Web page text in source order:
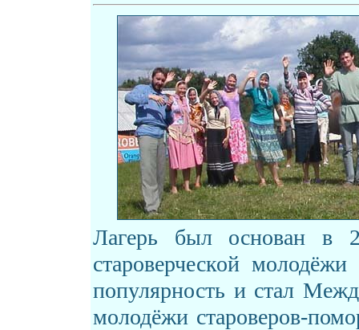
Лагерь был основан в
староверческой
популярность и стал
молодёжи староверов-